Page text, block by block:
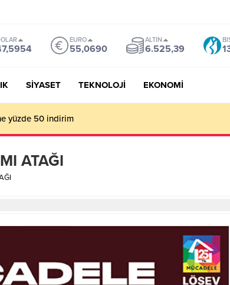
EURO
55,0690
ALTIN
6.525,39
SİYASET TEKNOLOJİ EKONOMİ
yüzde 50 indirim
ATAĞI